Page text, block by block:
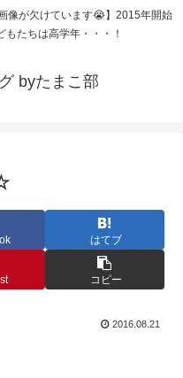
像が欠けています😭】2015年開始
たちは高学年・・・！
byたまこ部
はてブ
コピー
2016.08.21